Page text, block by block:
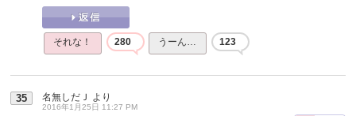
それな！ 280 うーん… 123
35 名無しだＪ より
2016年1月25日 11:27 PM